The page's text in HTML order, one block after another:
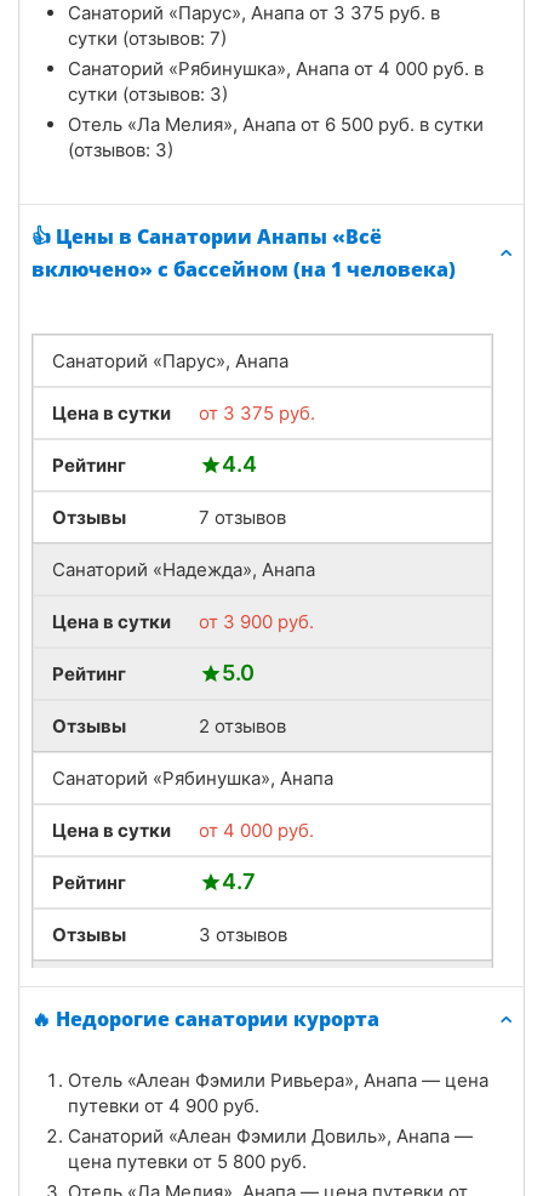
Санаторий «Парус», Анапа от 3 375 руб. в
сутки (отзывов: 7)
Санаторий «Рябинушка», Анапа от 4 000 руб. в
сутки (отзывов: 3)
Отель «Ла Мелия», Анапа от 6 500 руб. в сутки
(отзывов: 3)
👍 Цены в Санатории Анапы «Всё
включено» с бассейном (на 1 человека)
Санаторий «Парус», Анапа
Цена в сутки от 3 375 руб.
Рейтинг 4.4
Отзывы 7 отзывов
Санаторий «Надежда», Анапа
Цена в сутки от 3 900 руб.
Рейтинг 5.0
Отзывы 2 отзывов
Санаторий «Рябинушка», Анапа
Цена в сутки от 4 000 руб.
Рейтинг 4.7
Отзывы 3 отзывов
Санаторий «Родник», Анапа
Рейтинг 4.3
Отзывы 3 отзывов
🔥 Недорогие санатории курорта
Отель «Алеан Фэмили Ривьера», Анапа — цена
путевки от 4 900 руб.
Санаторий «Алеан Фэмили Довиль», Анапа —
цена путевки от 5 800 руб.